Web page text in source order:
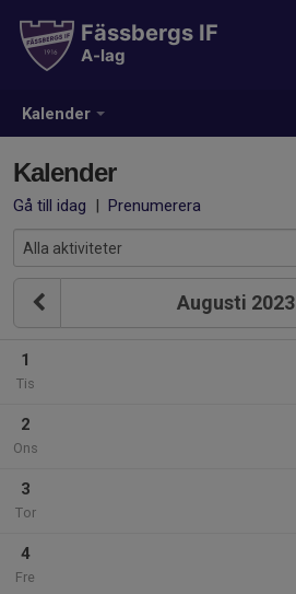
Kalender
Fässbergs IF
A-lag
Kalender
Gå till idag | Prenumerera
Augusti 2023
1
Tis
2
Ons
3
Tor
4
Fre